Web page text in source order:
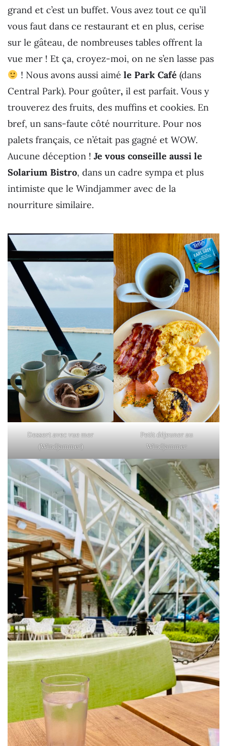
grand et c’est un buffet. Vous avez tout ce qu’il
vous faut dans ce restaurant et en plus, cerise
sur le gâteau, de nombreuses tables offrent la
vue mer ! Et ça, croyez-moi, on ne s’en lasse pas
! Nous avons aussi aimé le Park Café (dans
Central Park). Pour goûter, il est parfait. Vous y
trouverez des fruits, des muffins et cookies. En
bref, un sans-faute côté nourriture. Pour nos
palets français, ce n’était pas gagné et WOW.
Aucune déception ! Je vous conseille aussi le
Solarium Bistro, dans un cadre sympa et plus
intimiste que le Windjammer avec de la
nourriture similaire.
Dessert avec vue mer
(Windjammer)
Petit déjeuner au
Windjammer